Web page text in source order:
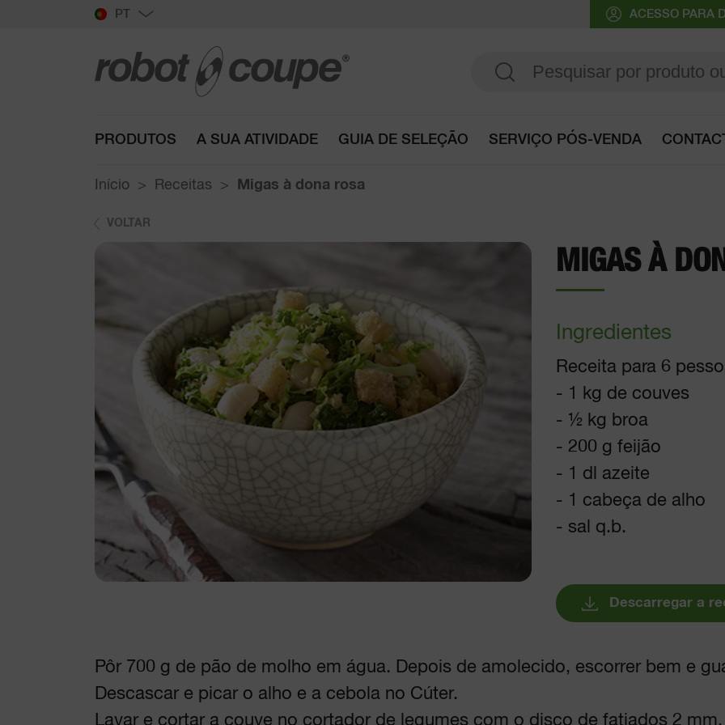
PT ACESSO PARA
PRODUTOS A SUA ATIVIDADE GUIA DE SELEÇÃO SERVIÇO PÓS-VENDA
Início Receitas Migas à dona rosa
VOLTAR
MIGAS À
Ingredientes
Receita para 6
- 1 kg de couves
- ½ kg broa
- 200 g feijão
- 1 dl azeite
- 1 cabeça de alho
- sal q.b.
Descarregar a
Pôr 700 g de pão de molho em água. Depois de amolecido, escorrer bem e
Descascar e picar o alho e a cebola no Cúter.
Lavar e cortar a couve no cortador de legumes com o disco de fatiados 2 mm.
Consultar o Guia de seleção